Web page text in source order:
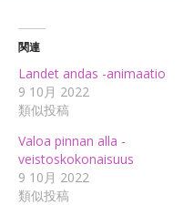
関連
Landet andas -animaatio
9 10月 2022
類似投稿
Valoa pinnan alla -
veistoskokonaisuus
9 10月 2022
類似投稿